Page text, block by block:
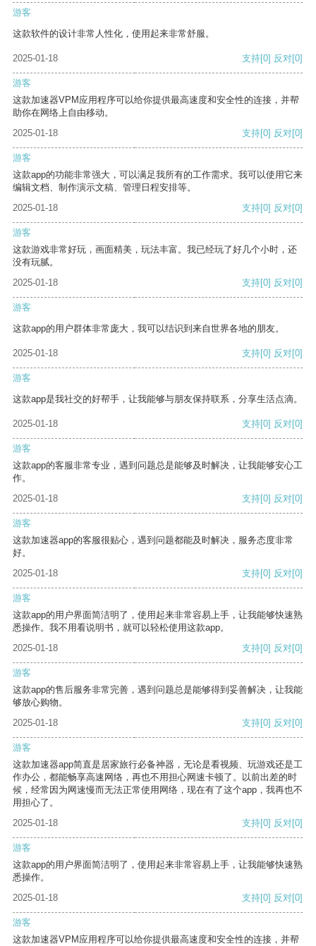
游客
这款软件的设计非常人性化，使用起来非常舒服。
2025-01-18 支持[0] 反对[0]
游客
这款加速器VPM应用程序可以给你提供最高速度和安全性的连接，并帮
助你在网络上自由移动。
2025-01-18
支持[0] 反对[0]
游客
这款app的功能非常强大，可以满足我所有的工作需求。我可以使用它来
编辑文档、制作演示文稿、管理日程安排等。
2025-01-18
支持[0] 反对[0]
游客
这款游戏非常好玩，画面精美，玩法丰富。我已经玩了好几个小时，还
没有玩腻。
2025-01-18
支持[0] 反对[0]
游客
这款app的用户群体非常庞大，我可以结识到来自世界各地的朋友。
2025-01-18 支持[0] 反对[0]
游客
这款app是我社交的好帮手，让我能够与朋友保持联系，分享生活点滴。
2025-01-18 支持[0] 反对[0]
游客
这款app的客服非常专业，遇到问题总是能够及时解决，让我能够安心工
作。
2025-01-18
支持[0] 反对[0]
游客
这款加速器app的客服很贴心，遇到问题都能及时解决，服务态度非常
好。
2025-01-18
支持[0] 反对[0]
游客
这款app的用户界面简洁明了，使用起来非常容易上手，让我能够快速熟
悉操作。我不用看说明书，就可以轻松使用这款app。
2025-01-18
支持[0] 反对[0]
游客
这款app的售后服务非常完善，遇到问题总是能够得到妥善解决，让我能
够放心购物。
2025-01-18
支持[0] 反对[0]
游客
这款加速器app简直是居家旅行必备神器，无论是看视频、玩游戏还是工
作办公，都能畅享高速网络，再也不用担心网速卡顿了。以前出差的时
候，经常因为网速慢而无法正常使用网络，现在有了这个app，我再也不
用担心了。
2025-01-18
支持[0] 反对[0]
游客
这款app的用户界面简洁明了，使用起来非常容易上手，让我能够快速熟
悉操作。
2025-01-18
支持[0] 反对[0]
游客
这款加速器VPM应用程序可以给你提供最高速度和安全性的连接，并帮